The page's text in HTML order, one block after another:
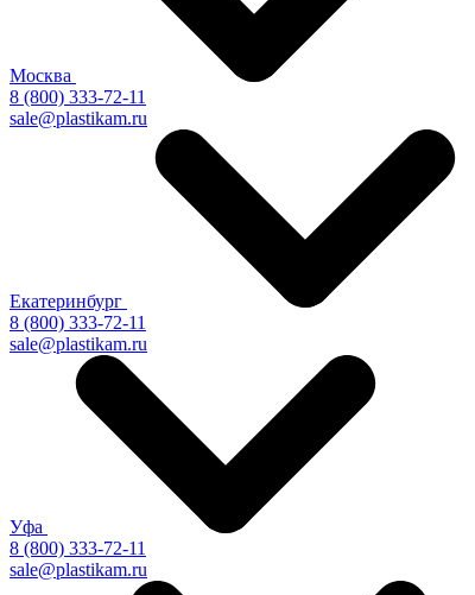
Москва
8 (800) 333-72-11
sale@plastikam.ru
Екатеринбург
8 (800) 333-72-11
sale@plastikam.ru
Уфа
8 (800) 333-72-11
sale@plastikam.ru